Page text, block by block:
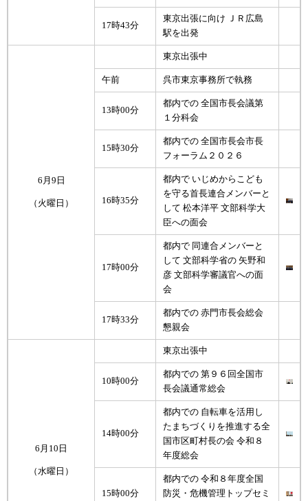
17時43分
東京出張に向け ＪＲ広島
駅を出発
6月9日
（火曜日）
東京出張中
午前 呉市東京事務所で執務
13時00分
都内での 全国市長会議第
１分科会
15時30分
都内での 全国市長会市長
フォーラム２０２６
16時35分
都内で いじめからこども
を守る首長連合メンバーと
して 松本洋平 文部科学大
臣への面会
17時00分
都内で 同連合メンバーと
して 文部科学省の 矢野和
彦 文部科学審議官への面
会
17時33分
都内での 赤門市長会総会
懇親会
6月10日
（水曜日）
東京出張中
10時00分
都内での 第９６回全国市
長会議通常総会
14時00分
都内での 自転車を活用し
たまちづくりを推進する全
国市区町村長の会 令和８
年度総会
15時00分
都内での 令和８年度全国
防災・危機管理トップセミ